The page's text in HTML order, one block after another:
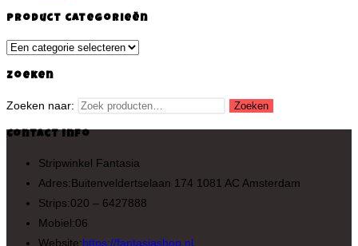
Product categorieën
Zoeken
Zoeken naar: Zoeken
Contact Info
Stripwinkel Fantasia
Adres:Buitenveldertselaan 174 1081 AC Amsterdam
Strips:020 – 6427888
Mobiel:06
Website:https://fantasiashop.nl